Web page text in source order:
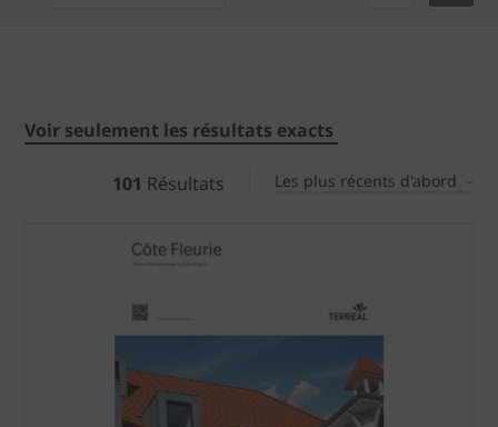
Voir seulement les résultats exacts
101 Résultats Les plus récents d'abord